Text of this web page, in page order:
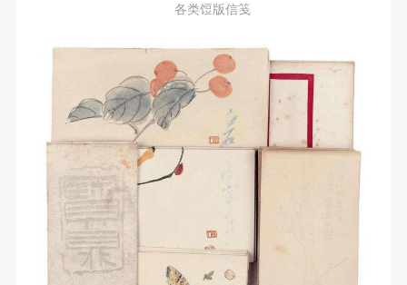
各类饾版信笺
（1）、甲方为本协议中的肖像权人，自愿将自己的
肖像权许可乙方作符合本协议约定和法律规定的用
（2）、乙方中央美术学院美术馆是一所具有标志
性、专业性、国际化的现代公共美术馆。中央美术学
院美术馆与时代同行，努力塑造一个开放、自由、学
术的空间氛围，竭诚与各单位、企业、机构、艺术家
和观众进行良好互动。以学院的学术研究为基础，积
极策划国际、国内多视角、多领域的展览、论坛及公
共教育活动，为美院师生、中外艺术家以及社会公众
（1）、甲方为本协议中的肖像权人，自愿将自己的
肖像权许可乙方作符合本协议约定和法律规定的用
（2）、乙方中央美术学院美术馆是一所具有标志
性、专业性、国际化的现代公共美术馆。中央美术学
院美术馆与时代同行，努力塑造一个开放、自由、学
术的空间氛围，竭诚与各单位、企业、机构、艺术家
和观众进行良好互动。以学院的学术研究为基础，积
极策划国际、国内多视角、多领域的展览、论坛及公
共教育活动，为美院师生、中外艺术家以及社会公众
（1）、甲方为本协议中的肖像权人，自愿将自己的
肖像权许可乙方作符合本协议约定和法律规定的用
（2）、乙方中央美术学院美术馆是一所具有标志
性、专业性、国际化的现代公共美术馆。中央美术学
院美术馆与时代同行，努力塑造一个开放、自由、学
术的空间氛围，竭诚与各单位、企业、机构、艺术家
和观众进行良好互动。以学院的学术研究为基础，积
极策划国际、国内多视角、多领域的展览、论坛及公
共教育活动，为美院师生、中外艺术家以及社会公众